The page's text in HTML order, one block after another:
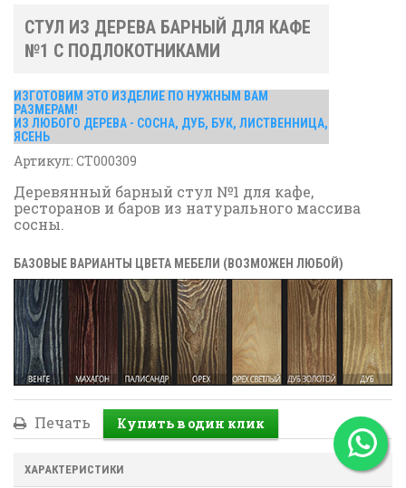
СТУЛ ИЗ ДЕРЕВА БАРНЫЙ ДЛЯ КАФЕ
№1 С ПОДЛОКОТНИКАМИ
ИЗГОТОВИМ ЭТО ИЗДЕЛИЕ ПО НУЖНЫМ ВАМ
РАЗМЕРАМ!
ИЗ ЛЮБОГО ДЕРЕВА - СОСНА, ДУБ, БУК, ЛИСТВЕННИЦА,
ЯСЕНЬ
Артикул: СТ000309
Деревянный барный стул №1 для кафе,
ресторанов и баров из натурального массива
сосны.
БАЗОВЫЕ ВАРИАНТЫ ЦВЕТА МЕБЕЛИ (ВОЗМОЖЕН ЛЮБОЙ)
Печать
ХАРАКТЕРИСТИКИ